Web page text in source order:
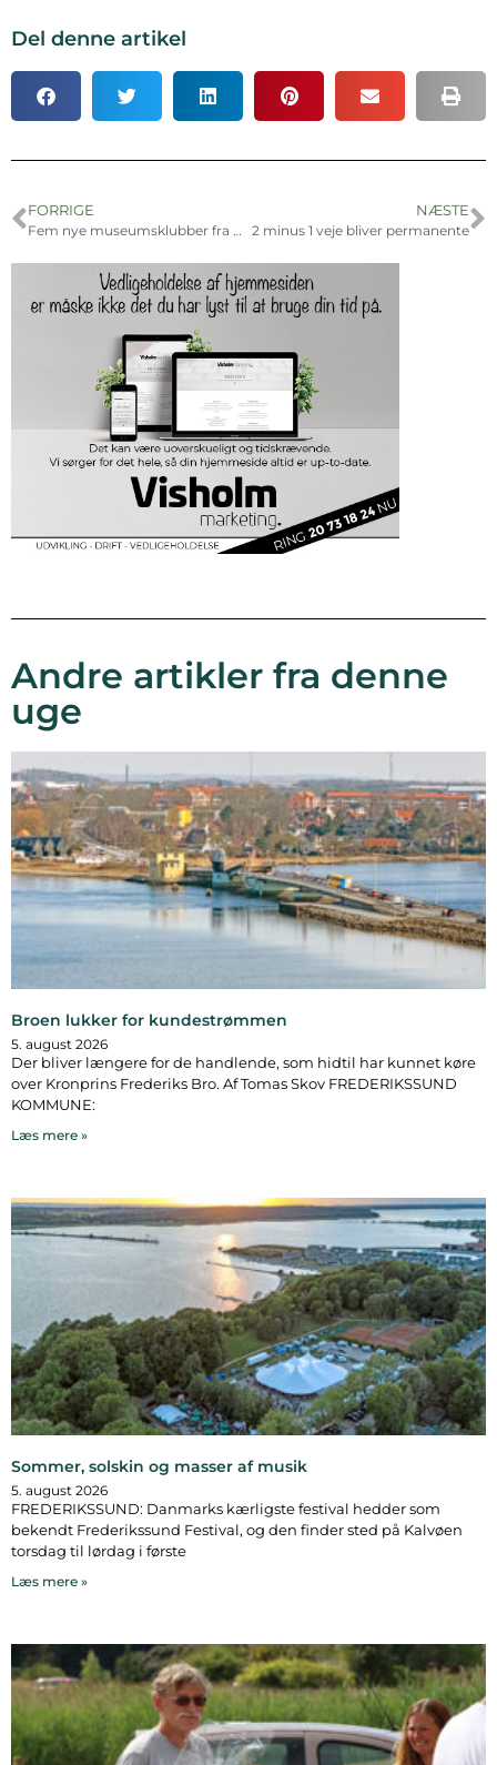
Del denne artikel
FORRIGE
Fem nye museumsklubber fra ROMU
NÆSTE
2 minus 1 veje bliver permanente
Andre artikler fra denne
uge
Broen lukker for kundestrømmen
5. august 2026
Der bliver længere for de handlende, som hidtil har kunnet køre
over Kronprins Frederiks Bro. Af Tomas Skov FREDERIKSSUND
KOMMUNE:
Læs mere »
Sommer, solskin og masser af musik
5. august 2026
FREDERIKSSUND: Danmarks kærligste festival hedder som
bekendt Frederikssund Festival, og den finder sted på Kalvøen
torsdag til lørdag i første
Læs mere »